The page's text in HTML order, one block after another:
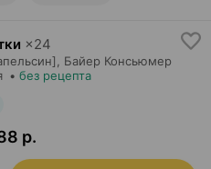
×24
Байер Консьюмер
• без рецепта
р.